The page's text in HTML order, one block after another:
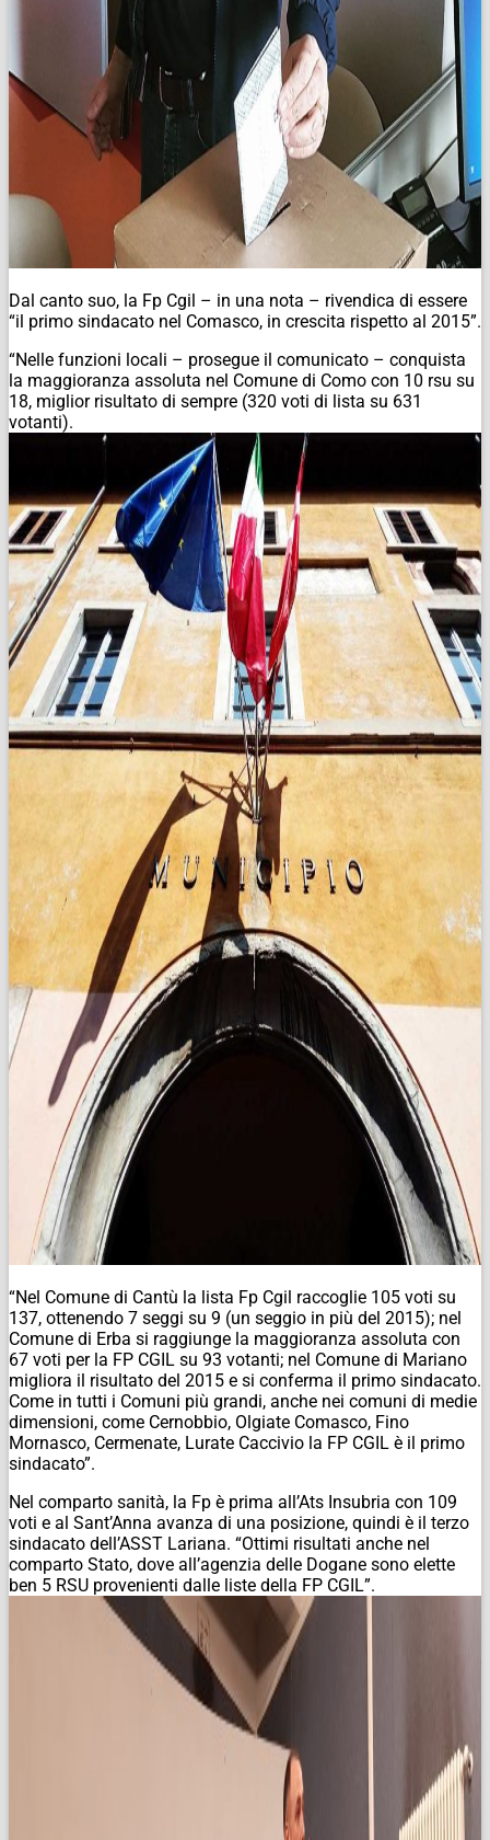
Dal canto suo, la Fp Cgil – in una nota – rivendica di essere
“il primo sindacato nel Comasco, in crescita rispetto al 2015”.
“Nelle funzioni locali – prosegue il comunicato – conquista
la maggioranza assoluta nel Comune di Como con 10 rsu su
18, miglior risultato di sempre (320 voti di lista su 631
votanti).
“Nel Comune di Cantù la lista Fp Cgil raccoglie 105 voti su
137, ottenendo 7 seggi su 9 (un seggio in più del 2015); nel
Comune di Erba si raggiunge la maggioranza assoluta con
67 voti per la FP CGIL su 93 votanti; nel Comune di Mariano
migliora il risultato del 2015 e si conferma il primo sindacato.
Come in tutti i Comuni più grandi, anche nei comuni di medie
dimensioni, come Cernobbio, Olgiate Comasco, Fino
Mornasco, Cermenate, Lurate Caccivio la FP CGIL è il primo
sindacato”.
Nel comparto sanità, la Fp è prima all’Ats Insubria con 109
voti e al Sant’Anna avanza di una posizione, quindi è il terzo
sindacato dell’ASST Lariana. “Ottimi risultati anche nel
comparto Stato, dove all’agenzia delle Dogane sono elette
ben 5 RSU provenienti dalle liste della FP CGIL”.